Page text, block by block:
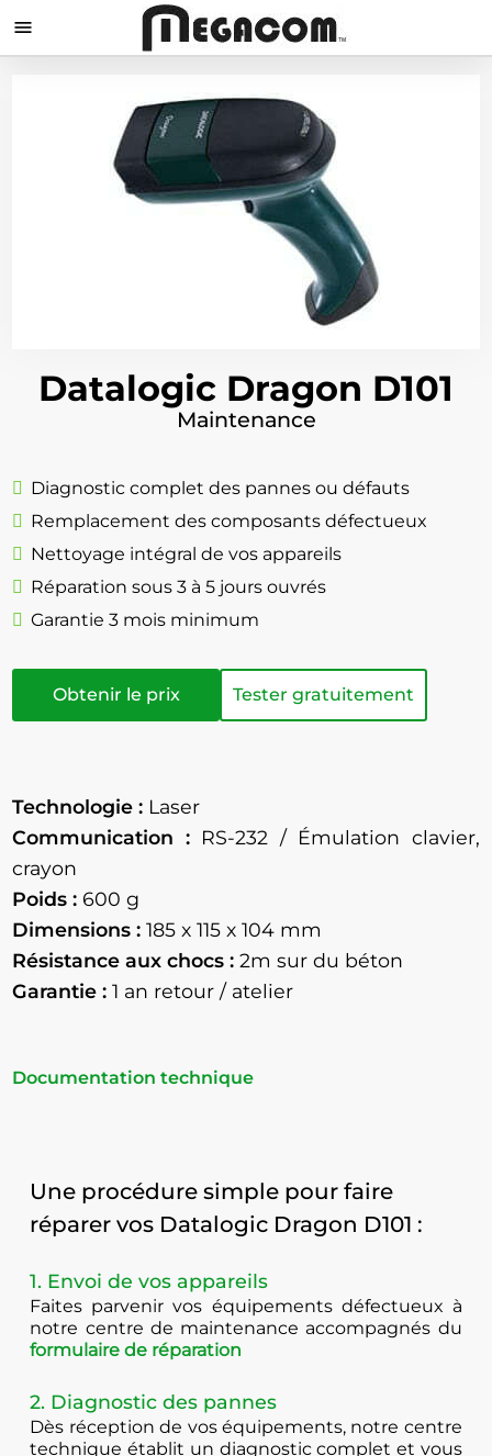

Datalogic Dragon D101
Maintenance
Diagnostic complet des pannes ou défauts
Remplacement des composants défectueux
Nettoyage intégral de vos appareils
Réparation sous 3 à 5 jours ouvrés
Garantie 3 mois minimum
Obtenir le prix Tester gratuitement
Technologie : Laser
Communication :RS-232 / Émulation clavier,
crayon
Poids : 600 g
Dimensions : 185 x 115 x 104 mm
Résistance aux chocs : 2m sur du béton
Garantie : 1 an retour / atelier
Documentation technique
Une procédure simple pour faire
réparer vos Datalogic Dragon D101 :
1. Envoi de vos appareils
Faites parvenir vos équipements défectueux à
notre centre de maintenance accompagnés du
formulaire de réparation
2. Diagnostic des pannes
Dès réception de vos équipements, notre centre
technique établit un diagnostic complet et vous